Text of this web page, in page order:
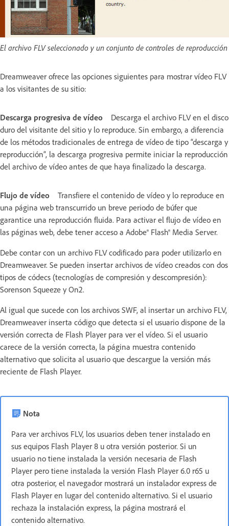
El archivo FLV seleccionado y un conjunto de controles de reproducción
Dreamweaver ofrece las opciones siguientes para mostrar vídeo FLV
a los visitantes de su sitio:
Descarga progresiva de vídeo
Descarga el archivo FLV en el disco
duro del visitante del sitio y lo reproduce. Sin embargo, a diferencia
de los métodos tradicionales de entrega de vídeo de tipo “descarga y
reproducción”, la descarga progresiva permite iniciar la reproducción
del archivo de vídeo antes de que haya finalizado la descarga.
Flujo de vídeo
Transfiere el contenido de vídeo y lo reproduce en
una página web transcurrido un breve periodo de búfer que
garantice una reproducción fluida. Para activar el flujo de vídeo en
las páginas web, debe tener acceso a Adobe® Flash® Media Server.
Debe contar con un archivo FLV codificado para poder utilizarlo en
Dreamweaver. Se pueden insertar archivos de vídeo creados con dos
tipos de códecs (tecnologías de compresión y descompresión):
Sorenson Squeeze y On2.
Al igual que sucede con los archivos SWF, al insertar un archivo FLV,
Dreamweaver inserta código que detecta si el usuario dispone de la
versión correcta de Flash Player para ver el vídeo. Si el usuario
carece de la versión correcta, la página muestra contenido
alternativo que solicita al usuario que descargue la versión más
reciente de Flash Player.
Nota
Para ver archivos FLV, los usuarios deben tener instalado en
sus equipos Flash Player 8 u otra versión posterior. Si un
usuario no tiene instalada la versión necesaria de Flash
Player pero tiene instalada la versión Flash Player 6.0 r65 u
otra posterior, el navegador mostrará un instalador express de
Flash Player en lugar del contenido alternativo. Si el usuario
rechaza la instalación express, la página mostrará el
contenido alternativo.